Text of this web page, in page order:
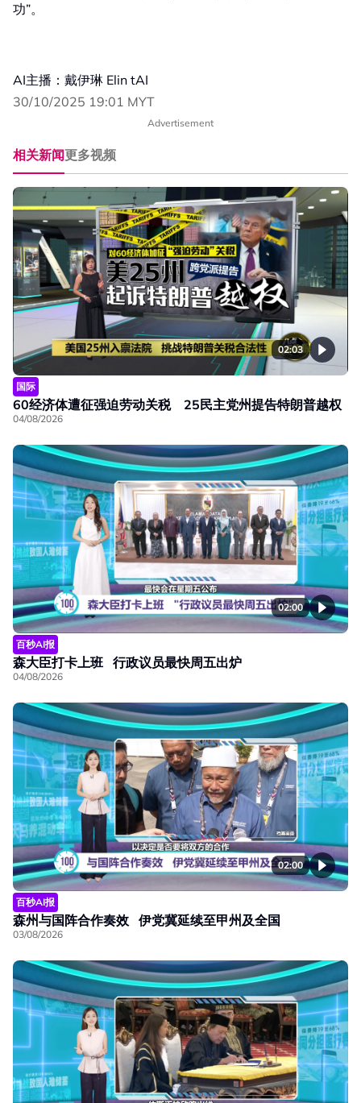
功”。
AI主播：戴伊琳 Elin tAI
30/10/2025 19:01 MYT
Advertisement
相关新闻更多视频
02:03
国际
60经济体遭征强迫劳动关税 25民主党州提告特朗普越权
04/08/2026
02:00
百秒AI报
森大臣打卡上班 行政议员最快周五出炉
04/08/2026
02:00
百秒AI报
森州与国阵合作奏效 伊党冀延续至甲州及全国
03/08/2026